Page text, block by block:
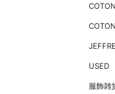
USED
服飾雑